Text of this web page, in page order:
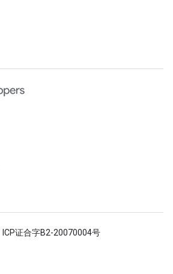
ICP证合字B2-20070004号